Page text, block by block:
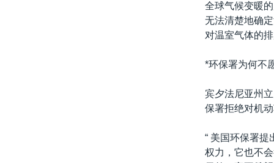
全球气候变暖
无法清楚地确
对温室气体的
*环保署为何不
宾夕法尼亚州
保署拒绝对机
“ 美国环保署提
权力，它也不